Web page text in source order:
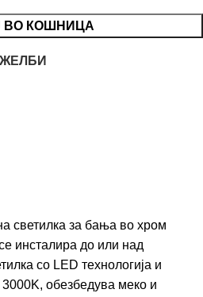
ВО КОШНИЦА
светилка за бања во хром
инсталира до или над
со LED технологија и
обезбедува меко и